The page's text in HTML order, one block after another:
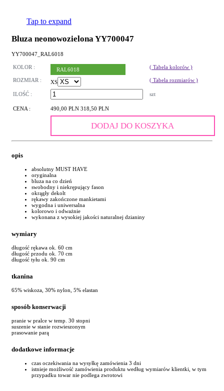
Tap to expand
Bluza neonowozielona YY700047
YY700047_RAL6018
KOLOR : RAL6018 ( Tabela kolorów )
ROZMIAR : XS ( Tabela rozmiarów )
ILOŚĆ : szt
CENA : 490,00 PLN 318,50 PLN
DODAJ DO KOSZYKA
opis
absolutny MUST HAVE
oryginalna
bluza na co dzień
swobodny i niekrępujący fason
okrągły dekolt
rękawy zakończone mankietami
wygodna i uniwersalna
kolorowo i odważnie
wykonana z wysokiej jakości naturalnej dzianiny
wymiary
długość rękawa ok. 60 cm
długość przodu ok. 70 cm
długość tyłu ok. 90 cm
tkanina
65% wiskoza, 30% nylon, 5% elastan
sposób konserwacji
pranie w pralce w temp. 30 stopni
suszenie w stanie rozwieszonym
prasowanie parą
dodatkowe informacje
czas oczekiwania na wysyłkę zamówienia 3 dni
istnieje możliwość zamówienia produktu według wymiarów klientki, w tym
przypadku towar nie podlega zwrotowi